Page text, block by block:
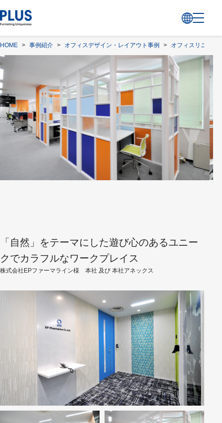
HOME > 事例紹介 > オフィスデザイン・レイアウト事例 > オフィスリニュー
「自然」をテーマにした遊び心のあるユニー
クでカラフルなワークプレイス
株式会社EPファーマライン様 本社 及び 本社アネックス